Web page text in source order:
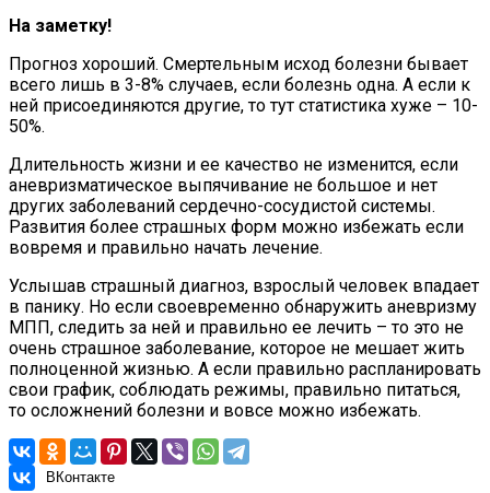
На заметку!
Прогноз хороший. Смертельным исход болезни бывает
всего лишь в 3-8% случаев, если болезнь одна. А если к
ней присоединяются другие, то тут статистика хуже – 10-
50%.
Длительность жизни и ее качество не изменится, если
аневризматическое выпячивание не большое и нет
других заболеваний сердечно-сосудистой системы.
Развития более страшных форм можно избежать если
вовремя и правильно начать лечение.
Услышав страшный диагноз, взрослый человек впадает
в панику. Но если своевременно обнаружить аневризму
МПП, следить за ней и правильно ее лечить – то это не
очень страшное заболевание, которое не мешает жить
полноценной жизнью. А если правильно распланировать
свои график, соблюдать режимы, правильно питаться,
то осложнений болезни и вовсе можно избежать.
ВКонтакте